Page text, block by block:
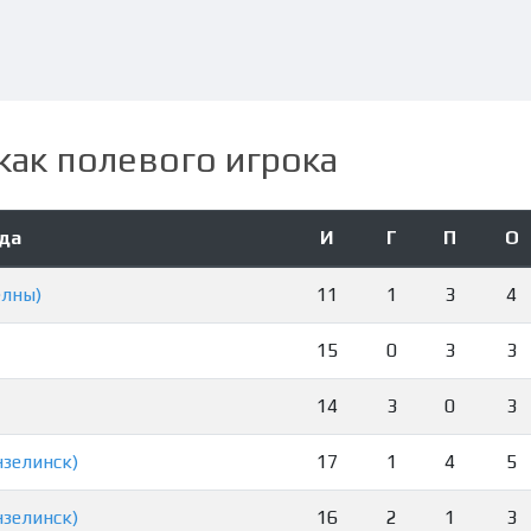
полевого игрока
И Г П О
11 1 3 4
15 0 3 3
14 3 0 3
17 1 4 5
16 2 1 3